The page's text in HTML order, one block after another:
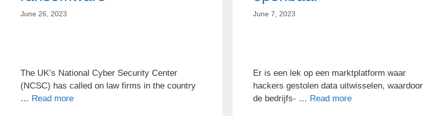
June 26, 2023
The UK’s National Cyber Security Center
(NCSC) has called on law firms in the country
… Read more
June 7, 2023
Er is een lek op een marktplatform waar
hackers gestolen data uitwisselen, waardoor
de bedrijfs- … Read more